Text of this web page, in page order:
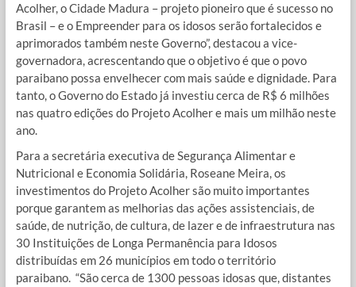
Acolher, o Cidade Madura – projeto pioneiro que é sucesso no
Brasil – e o Empreender para os idosos serão fortalecidos e
aprimorados também neste Governo”, destacou a vice-
governadora, acrescentando que o objetivo é que o povo
paraibano possa envelhecer com mais saúde e dignidade. Para
tanto, o Governo do Estado já investiu cerca de R$ 6 milhões
nas quatro edições do Projeto Acolher e mais um milhão neste
ano.
Para a secretária executiva de Segurança Alimentar e
Nutricional e Economia Solidária, Roseane Meira, os
investimentos do Projeto Acolher são muito importantes
porque garantem as melhorias das ações assistenciais, de
saúde, de nutrição, de cultura, de lazer e de infraestrutura nas
30 Instituições de Longa Permanência para Idosos
distribuídas em 26 municípios em todo o território
paraibano. “São cerca de 1300 pessoas idosas que, distantes